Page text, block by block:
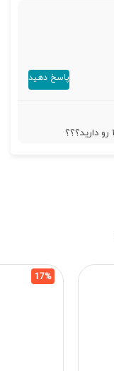
پاسخ دهید
17%